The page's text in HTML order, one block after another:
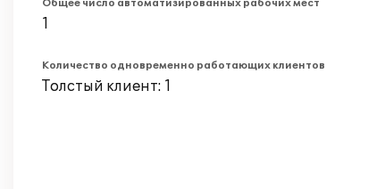
Общее число автоматизированных рабочих мест
1
Количество одновременно работающих клиентов
Толстый клиент: 1